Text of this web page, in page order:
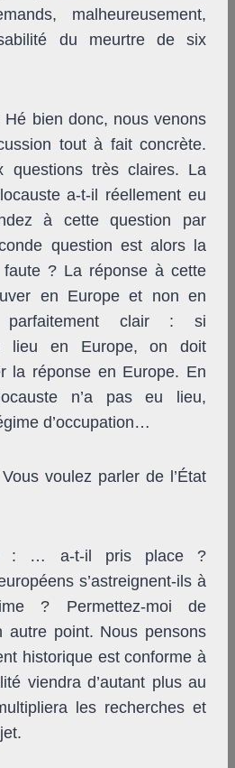
malheureusement,
du meurtre de six
bien donc, nous venons
tout à fait concrète.
questions très claires. La
a-t-il réellement eu
à cette question par
question est alors la
? La réponse à cette
en Europe et non en
parfaitement clair : si
lieu en Europe, on doit
la réponse en Europe. En
n’a pas eu lieu,
d’occupation…
voulez parler de l’État
: … a-t-il pris place ?
s’astreignent-ils à
? Permettez-moi de
autre point. Nous pensons
historique est conforme à
viendra d’autant plus au
les recherches et